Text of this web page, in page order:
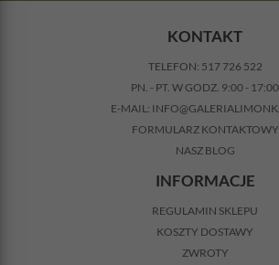
KONTAKT
TELEFON: 517 726 522
PN. - PT. W GODZ. 9:00 - 17:00
E-MAIL:
FORMULARZ KONTAKTOWY
NASZ BLOG
INFORMACJE
REGULAMIN SKLEPU
KOSZTY DOSTAWY
ZWROTY